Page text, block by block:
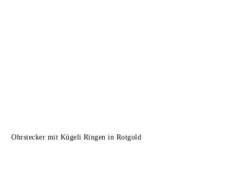
Ohrstecker mit Kügeli Ringen in Rotgold